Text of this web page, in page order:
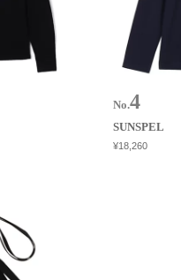
No.
SUNSPEL
¥18,260